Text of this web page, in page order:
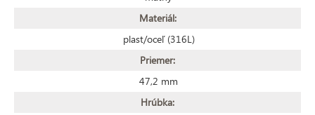
Materiál:
plast/oceľ (316L)
Priemer:
47,2 mm
Hrúbka: